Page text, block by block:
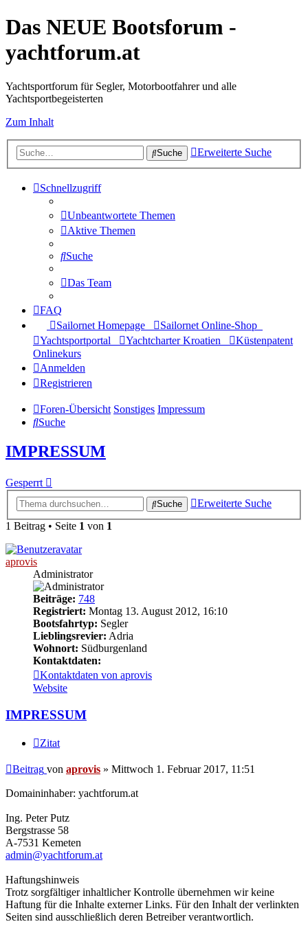
Das NEUE Bootsforum -
yachtforum.at
Yachtsportforum für Segler, Motorbootfahrer und alle
Yachtsportbegeisterten
Zum Inhalt
Suche Erweiterte Suche
Schnellzugriff
Unbeantwortete Themen
Aktive Themen
Suche
Das Team
FAQ
Sailornet Homepage
Sailornet Online-Shop
Yachtsportportal
Yachtcharter Kroatien
Küstenpatent
Onlinekurs
Anmelden
Registrieren
Foren-Übersicht Sonstiges Impressum
Suche
IMPRESSUM
Gesperrt
Suche
Erweiterte Suche
1 Beitrag • Seite 1 von 1
aprovis
Administrator
Beiträge: 748
Registriert: Montag 13. August 2012, 16:10
Bootsfahrtyp: Segler
Lieblingsrevier: Adria
Wohnort: Südburgenland
Kontaktdaten:
Kontaktdaten von aprovis
Website
IMPRESSUM
Zitat
Beitrag von aprovis » Mittwoch 1. Februar 2017, 11:51
Domaininhaber: yachtforum.at
Ing. Peter Putz
Bergstrasse 58
A-7531 Kemeten
admin@yachtforum.at
Haftungshinweis
Trotz sorgfältiger inhaltlicher Kontrolle übernehmen wir keine
Haftung für die Inhalte externer Links. Für den Inhalt der verlinkten
Seiten sind ausschließlich deren Betreiber verantwortlich.